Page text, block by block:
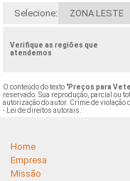
Selecione: ZONA LESTE
Verifique as regiões que
atendemos
O conteúdo do texto "Preços para
reservado. Sua reprodução, parcial ou
autorização do autor. Crime de
- Lei de direitos autorais
Home
Empresa
Missão